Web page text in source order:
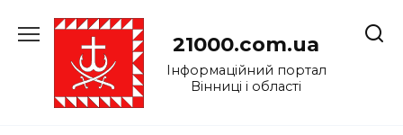
до
21000.com.ua
Інформаційний портал
Вінниці і області